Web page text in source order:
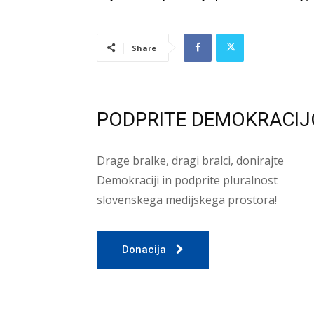
Share
PODPRITE
Drage bralke, dragi bralci, donirajte
Demokraciji in podprite pluralnost
slovenskega medijskega prostora!
Donacija